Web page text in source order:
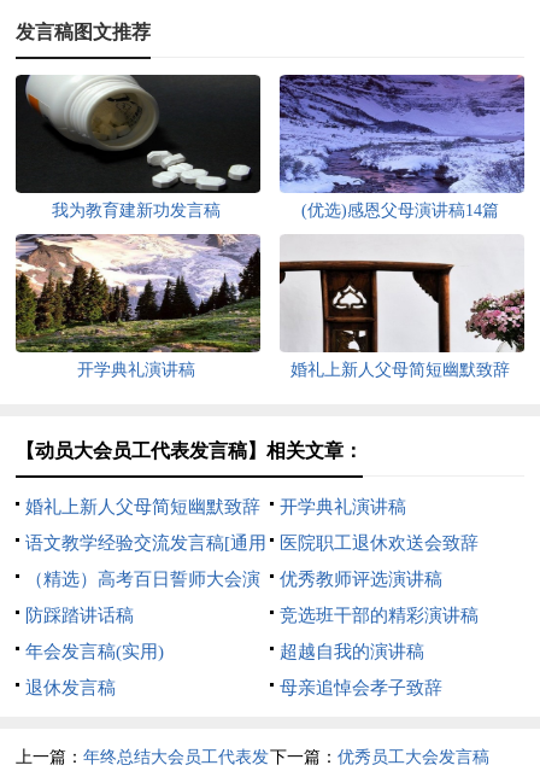
发言稿图文推荐
我为教育建新功发言稿 (优选)感恩父母演讲稿14篇
开学典礼演讲稿 婚礼上新人父母简短幽默致辞
【动员大会员工代表发言稿】相关文章：
婚礼上新人父母简短幽默致辞
开学典礼演讲稿
语文教学经验交流发言稿[通用
15篇]
医院职工退休欢送会致辞
（精选）高考百日誓师大会演
讲稿
优秀教师评选演讲稿
防踩踏讲话稿
竞选班干部的精彩演讲稿
年会发言稿(实用)
超越自我的演讲稿
退休发言稿
母亲追悼会孝子致辞
上一篇：年终总结大会员工代表发下一篇： 优秀员工大会发言稿